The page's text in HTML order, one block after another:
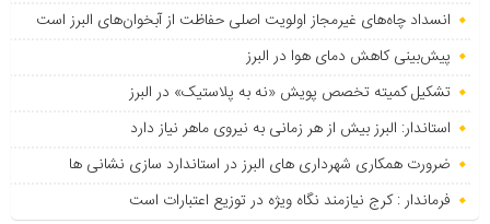
انسداد چاه‌های غیرمجاز اولویت اصلی حفاظت از آبخوان‌های البرز است
پیش‌بینی کاهش دمای هوا در البرز
تشکیل کمیته تخصص پویش «نه به پلاستیک» در البرز
استاندار: البرز بیش از هر زمانی به نیروی ماهر نیاز دارد
ضرورت همکاری شهرداری های البرز در استاندارد سازی نشانی ها
فرماندار : کرج نیازمند نگاه ویژه در توزیع اعتبارات است